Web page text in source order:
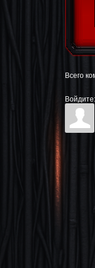
Всего
Войдите: